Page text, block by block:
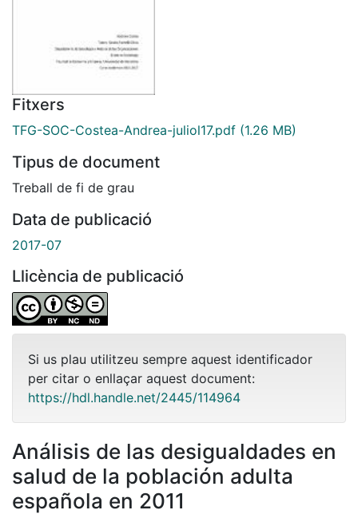
Fitxers
TFG-SOC-Costea-Andrea-juliol17.pdf (1.26 MB)
Tipus de document
Treball de fi de grau
Data de publicació
2017-07
Llicència de publicació
Si us plau utilitzeu sempre aquest identificador
per citar o enllaçar aquest document:
https://hdl.handle.net/2445/114964
Análisis de las desigualdades en
salud de la población adulta
española en 2011